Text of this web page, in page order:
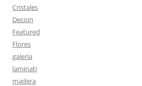
Cristales
Decoin
Featured
Flores
galeria
laminati
madera